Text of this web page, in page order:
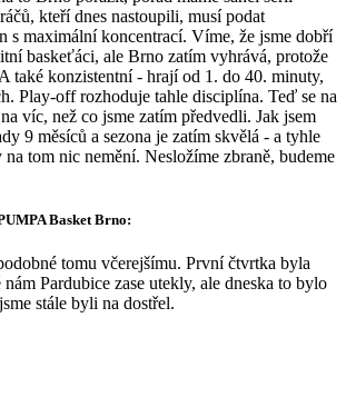
kteří dnes nastoupili, musí podat
s maximální koncentrací. Víme, že jsme dobří
baskeťáci, ale Brno zatím vyhrává, protože
také konzistentní - hrají od 1. do 40. minuty,
Play-off rozhoduje tahle disciplína. Teď se na
víc, než co jsme zatím předvedli. Jak jsem
9 měsíců a sezona je zatím skvělá - a tyhle
na tom nic nemění. Nesložíme zbraně, budeme
Basket Brno:
tomu včerejšímu. První čtvrtka byla
Pardubice zase utekly, ale dneska to bylo
stále byli na dostřel.